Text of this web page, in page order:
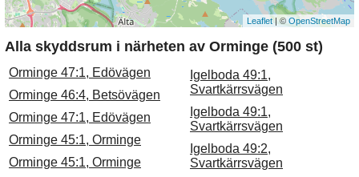
Leaflet| © OpenStreetMap
Alla skyddsrum i närheten av Orminge (500 st)
Orminge 47:1, Edövägen
Orminge 46:4, Betsövägen
Orminge 47:1, Edövägen
Orminge 45:1, Orminge
Orminge 45:1, Orminge
Igelboda 49:1,
Svartkärrsvägen
Igelboda 49:1,
Svartkärrsvägen
Igelboda 49:2,
Svartkärrsvägen